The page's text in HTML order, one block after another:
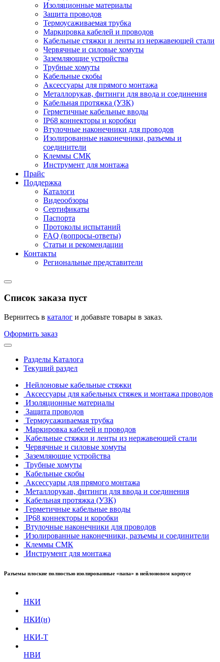
Изоляционные материалы
Защита проводов
Термоусаживаемая трубка
Маркировка кабелей и проводов
Кабельные стяжки и ленты из нержавеющей стали
Червячные и силовые хомуты
Заземляющие устройства
Трубные хомуты
Кабельные скобы
Аксессуары для прямого монтажа
Металлорукав, фитинги для ввода и соединения
Кабельная протяжка (УЗК)
Герметичные кабельные вводы
IP68 коннекторы и коробки
Втулочные наконечники для проводов
Изолированные наконечники, разъемы и
соединители
Клеммы СМК
Инструмент для монтажа
Прайс
Поддержка
Каталоги
Видеообзоры
Сертификаты
Паспорта
Протоколы испытаний
FAQ (вопросы-ответы)
Статьи и рекомендации
Контакты
Региональные представители
Список заказа пуст
Вернитесь в каталог и добавьте товары в заказ.
Оформить заказ
Разделы Каталога
Текущий раздел
Нейлоновые кабельные стяжки
Аксессуары для кабельных стяжек и монтажа проводов
Изоляционные материалы
Защита проводов
Термоусаживаемая трубка
Маркировка кабелей и проводов
Кабельные стяжки и ленты из нержавеющей стали
Червячные и силовые хомуты
Заземляющие устройства
Трубные хомуты
Кабельные скобы
Аксессуары для прямого монтажа
Металлорукав, фитинги для ввода и соединения
Кабельная протяжка (УЗК)
Герметичные кабельные вводы
IP68 коннекторы и коробки
Втулочные наконечники для проводов
Изолированные наконечники, разъемы и соединители
Клеммы СМК
Инструмент для монтажа
Разъемы плоские полностью изолированные «папа» в нейлоновом корпусе
НКИ
НКИ(н)
НКИ-Т
НВИ